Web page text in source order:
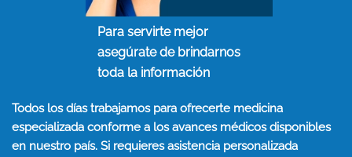
Para servirte mejor
asegúrate de brindarnos
toda la información
Todos los días trabajamos para ofrecerte medicina
especializada conforme a los avances médicos disponibles
en nuestro país. Si requieres asistencia personalizada